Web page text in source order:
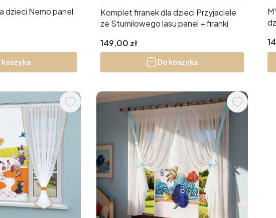
dzieci Nemo panel
koszyka
Komplet firanek dla dzieci Przyjaciele
ze Stumilowego lasu panel + firanki
Cena
149,00 zł
Do koszyka